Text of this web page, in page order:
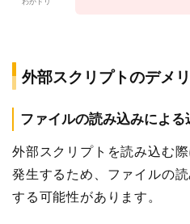
外部スクリプトのデメ
ファイルの読み込みによる
外部スクリプトを読み込む
発生するため、ファイルの
する可能性があります。